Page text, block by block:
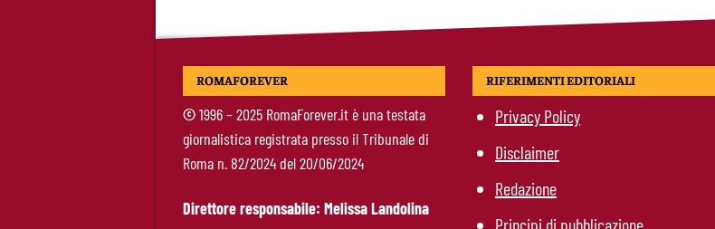
ROMAFOREVER
©1996 – 2025 RomaForever.it è una testata
giornalistica registrata presso il Tribunale di
Roma n. 82/2024 del 20/06/2024
Direttore responsabile: Melissa Landolina
RIFERIMENTI EDITORIALI
Privacy Policy
Disclaimer
Redazione
Principi di pubblicazione